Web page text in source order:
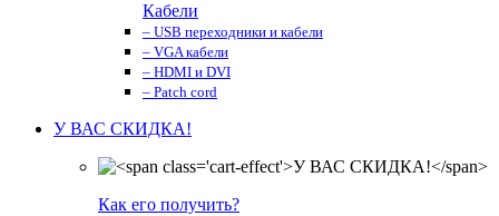
Кабели
– USB переходники и кабели
– VGA кабели
– HDMI и DVI
– Patch cord
У ВАС СКИДКА!
Как его получить?